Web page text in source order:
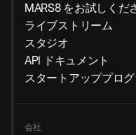
MARS8 をお試しくだ
ライブストリーム
スタジオ
API ドキュメント
スタートアッププロ
会社